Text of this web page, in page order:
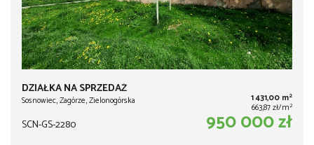
DZIAŁKA NA SPRZEDAŻ
Sosnowiec, Zagórze, Zielonogórska 1 431,00 m2
663,87 zł/m2
SCN-GS-2280 950 000 zł